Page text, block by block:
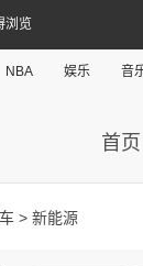
浏览
NBA 娱乐 音
首页
> 新能源